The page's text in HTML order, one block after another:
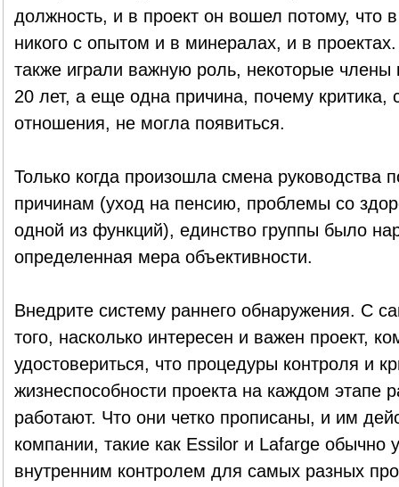
должность, и в проект он вошел потому, что
никого с опытом и в минералах, и в
также играли важную роль, некоторые
20 лет, а еще одна причина, почему критика,
отношения, не могла появиться.
Только когда произошла смена руководства
причинам (уход на пенсию, проблемы со
одной из функций), единство группы было
определенная мера объективности.
Внедрите систему раннего обнаружения. С
того, насколько интересен и важен проект,
удостовериться, что процедуры контроля и
жизнеспособности проекта на каждом этапе
работают. Что они четко прописаны, и им
компании, такие как Essilor и Lafarge
внутренним контролем для самых разных